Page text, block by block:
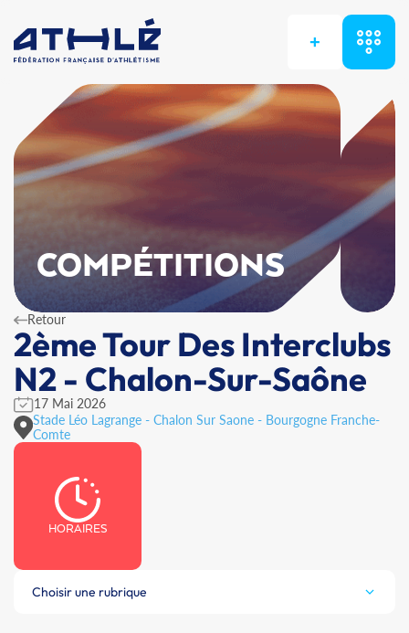
+
COMPÉTITIONS
Retour
2ème Tour Des Interclubs
N2 - Chalon-Sur-Saône
17 Mai 2026
Stade Léo Lagrange - Chalon Sur Saone - Bourgogne Franche-
Comte
HORAIRES
Choisir une rubrique